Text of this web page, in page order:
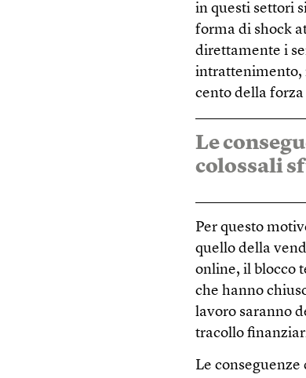
in questi settori
forma di shock
direttamente i
intrattenimento,
cento della
Le
colossali
Per questo
quello della
online, il blocco
che hanno
lavoro saranno
tracollo
Le